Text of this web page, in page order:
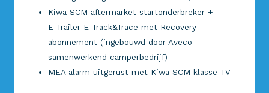
Kiwa SCM aftermarket startonderbreker +
E-Trailer E-Track&Trace met Recovery
abonnement (ingebouwd door Aveco
samenwerkend camperbedrijf)
MEAalarm uitgerust met Kiwa SCM klasse TV